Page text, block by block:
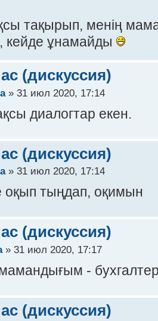
тақырып, менің
кейде ұнамайды
(дискуссия)
» 31 июл 2020, 17:14
диалогтар екен.
(дискуссия)
» 31 июл 2020, 17:14
оқып тыңдап, оқимын
(дискуссия)
» 31 июл 2020, 17:17
-
(дискуссия)